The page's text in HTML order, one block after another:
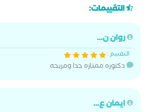
التقييمات:
روان ن...
التقييم :
دكتوره ممتازه جدا ومريحه
ايمان ع...